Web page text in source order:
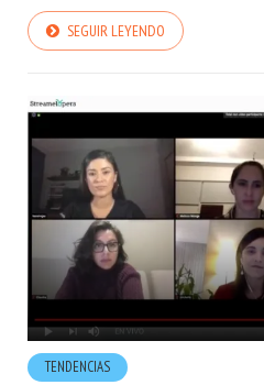
SEGUIR LEYENDO
TENDENCIAS